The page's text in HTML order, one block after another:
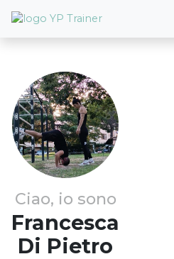
Ciao, io sono
Francesca
Di Pietro